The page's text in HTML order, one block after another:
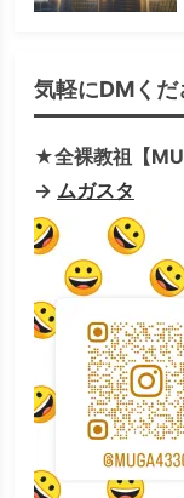
気軽にDMくだ
★全裸教祖【
→ ムガスタ